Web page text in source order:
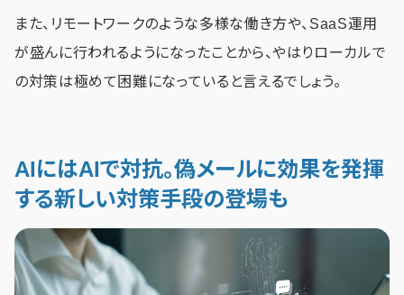
また、リモートワークのような多様な働き方や、SaaS運用
が盛んに行われるようになったことから、やはりローカルで
の対策は極めて困難になっていると言えるでしょう。
AIにはAIで対抗。偽メールに効果を発揮
する新しい対策手段の登場も